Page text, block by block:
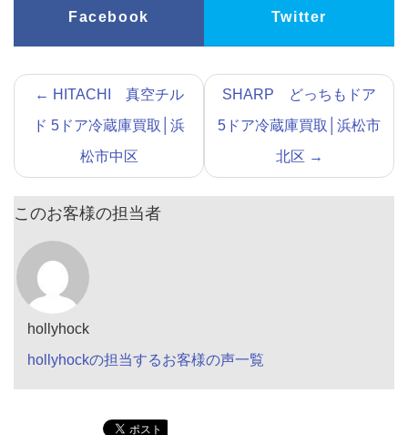
Facebook Twitter
← HITACHI 真空チル
ド 5ドア冷蔵庫買取│浜
松市中区
SHARP どっちもドア
5ドア冷蔵庫買取│浜松市
北区 →
このお客様の担当者
hollyhock
hollyhockの担当するお客様の声一覧